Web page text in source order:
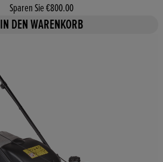
Sparen Sie €800.00
IN DEN WARENKORB